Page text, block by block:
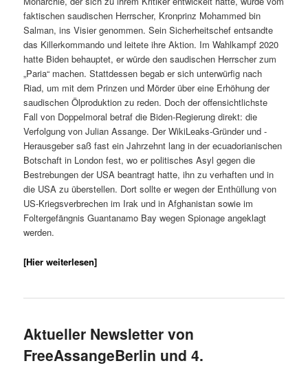
faktischen saudischen Herrscher, Kronprinz Mohammed bin
Salman, ins Visier genommen. Sein Sicherheitschef entsandte
das Killerkommando und leitete ihre Aktion. Im Wahlkampf 2020
hatte Biden behauptet, er würde den saudischen Herrscher zum
„Paria“ machen. Stattdessen begab er sich unterwürfig nach
Riad, um mit dem Prinzen und Mörder über eine Erhöhung der
saudischen Ölproduktion zu reden. Doch der offensichtlichste
Fall von Doppelmoral betraf die Biden-Regierung direkt: die
Verfolgung von Julian Assange. Der WikiLeaks-Gründer und -
Herausgeber saß fast ein Jahrzehnt lang in der ecuadorianischen
Botschaft in London fest, wo er politisches Asyl gegen die
Bestrebungen der USA beantragt hatte, ihn zu verhaften und in
die USA zu überstellen. Dort sollte er wegen der Enthüllung von
US-Kriegsverbrechen im Irak und in Afghanistan sowie im
Foltergefängnis Guantanamo Bay wegen Spionage angeklagt
werden.
[Hier weiterlesen]
Aktueller Newsletter von
FreeAssangeBerlin und 4.